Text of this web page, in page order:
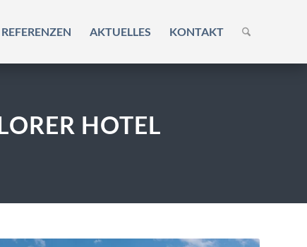
REFERENZEN AKTUELLES KONTAKT
HOTEL